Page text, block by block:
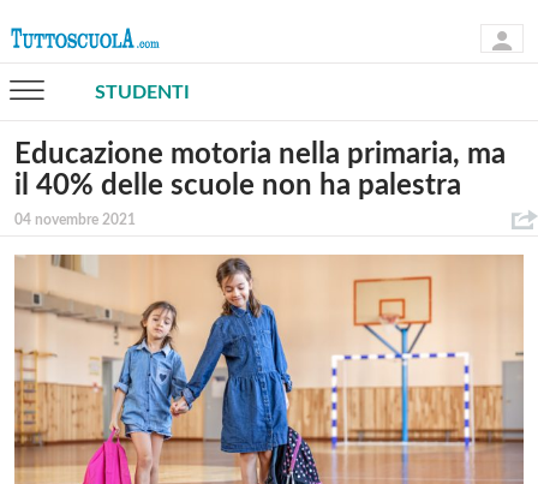
STUDENTI
Educazione motoria nella primaria, ma
il 40% delle scuole non ha palestra
04 novembre 2021